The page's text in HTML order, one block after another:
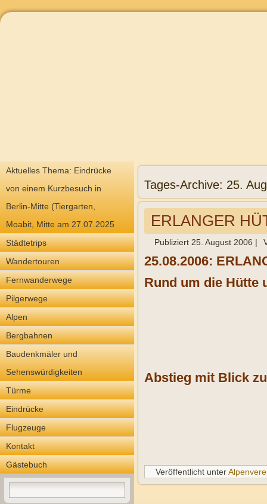
Aktuelles Thema: Eindrücke
von einem Kurzbesuch in
Berlin-Mitte (Tiergarten,
Moabit, Mitte am 27.07.2025
Städtetrips
Wandertouren
Fernwanderwege
Pilgerwege
Alpen
Bergbahnen
Baudenkmäler und
Sehenswürdigkeiten
Türme
Eindrücke
Flugzeuge
Kontakt
Gästebuch
Tages-Archive: 25.
ERLANGER
Publiziert 25. August 2006 |
25.08.2006:
Rund um die Hütte
Abstieg mit Blick
Veröffentlicht unter